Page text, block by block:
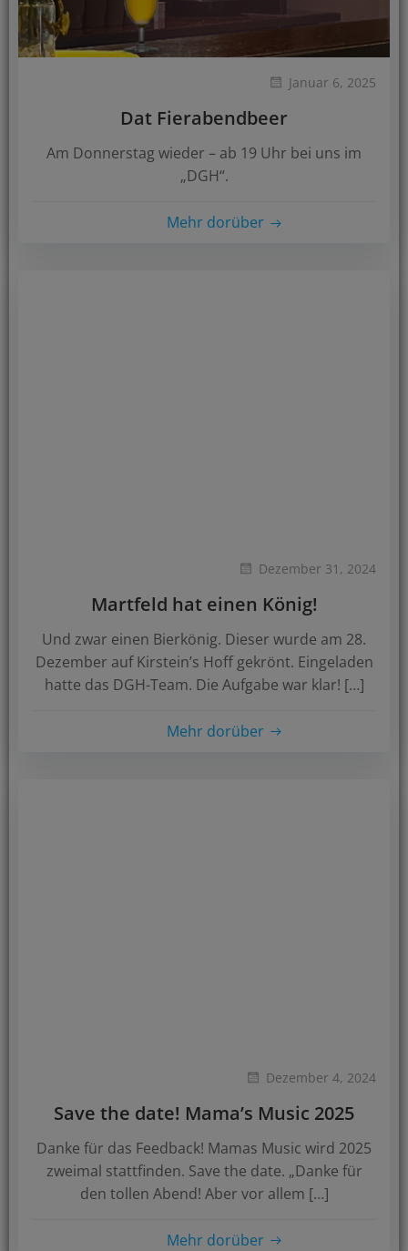
Januar 6, 2025
Dat Fierabendbeer
Am Donnerstag wieder – ab 19 Uhr bei uns im
„DGH“.
Mehr dorüber
Dezember 31, 2024
Martfeld hat einen König!
Und zwar einen Bierkönig. Dieser wurde am 28.
Dezember auf Kirstein’s Hoff gekrönt. Eingeladen
hatte das DGH-Team. Die Aufgabe war klar! […]
Mehr dorüber
Dezember 4, 2024
Save the date! Mama’s Music 2025
Danke für das Feedback! Mamas Music wird 2025
zweimal stattfinden. Save the date. „Danke für
den tollen Abend! Aber vor allem […]
Mehr dorüber